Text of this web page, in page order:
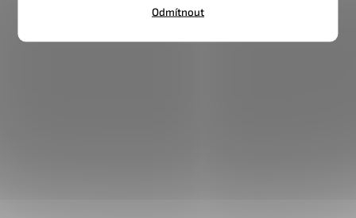
Odmítnout